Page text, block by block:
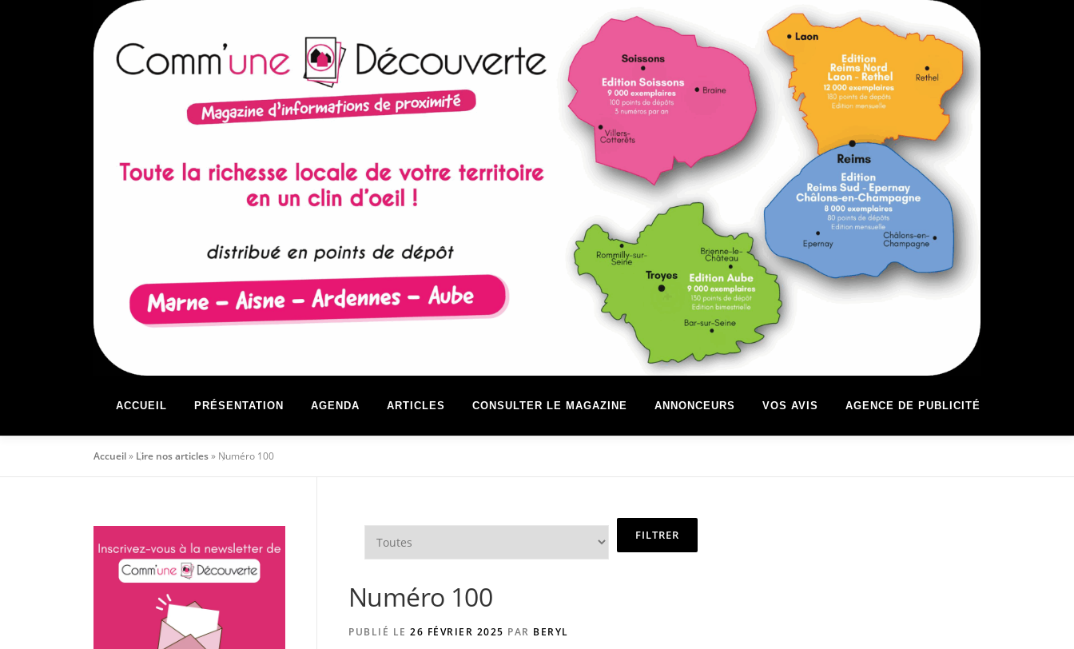
ACCUEIL PRÉSENTATION AGENDA ARTICLES CONSULTER LE MAGAZINE ANNONCEURS VOS AVIS AGENCE DE PUBLICITÉ
Accueil» Lire nos articles» Numéro 100
Numéro 100
PUBLIÉ LE 26 FÉVRIER 2025 PAR BERYL